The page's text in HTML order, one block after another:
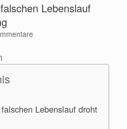
Lebenslauf
Lebenslauf droht